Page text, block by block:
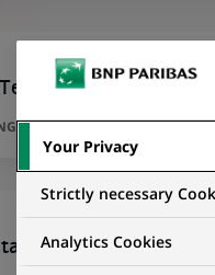
Lead
KARNATAKA, INDE
Manager -
Your Privacy
Strictly necessary
Analytics Cookies